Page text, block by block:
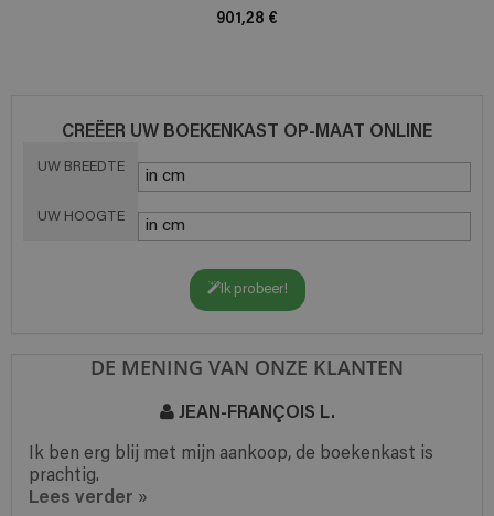
901,28 €
CREËER UW BOEKENKAST OP-MAAT ONLINE
UW BREEDTE
UW HOOGTE
Ik probeer!
DE MENING VAN ONZE KLANTEN
JEAN-FRANÇOIS L.
Ik ben erg blij met mijn aankoop, de boekenkast is
prachtig.
Lees verder »